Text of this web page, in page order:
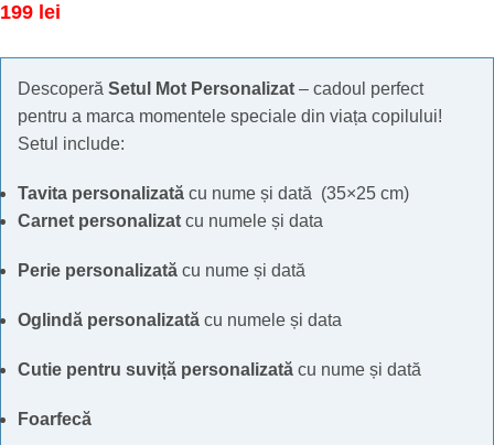
199 lei
Descoperă Setul Mot Personalizat – cadoul perfect
pentru a marca momentele speciale din viața copilului!
Setul include:
Tavita personalizată cu nume și dată (35×25 cm)
Carnet personalizat cu numele și data
Perie personalizată cu nume și dată
Oglindă personalizată cu numele și data
Cutie pentru suviță personalizată cu nume și dată
Foarfecă